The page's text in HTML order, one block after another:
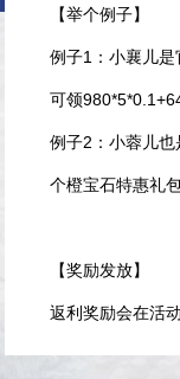
【举个例子】
例子1 ：小襄儿
可领
例子2 ：小蓉儿
个橙宝石特惠礼
【奖励发放】
返利奖励会在活